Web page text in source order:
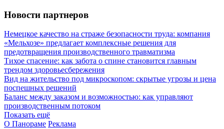
Новости партнеров
Немецкое качество на страже безопасности труда: компания
«Мельхозе» предлагает комплексные решения для
предотвращения производственного травматизма
Тихое спасение: как забота о спине становится главным
трендом здоровьесбережения
Вид на жительство под микроскопом: скрытые угрозы и цена
поспешных решений
Баланс между заказом и возможностью: как управляют
производственным потоком
Показать ещё
О Панораме Реклама